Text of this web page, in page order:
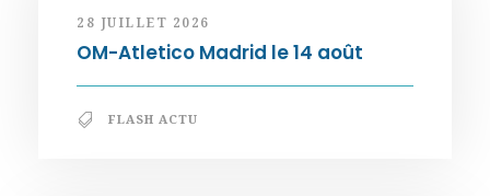
28 JUILLET 2026
OM-Atletico Madrid le 14 août
FLASH ACTU